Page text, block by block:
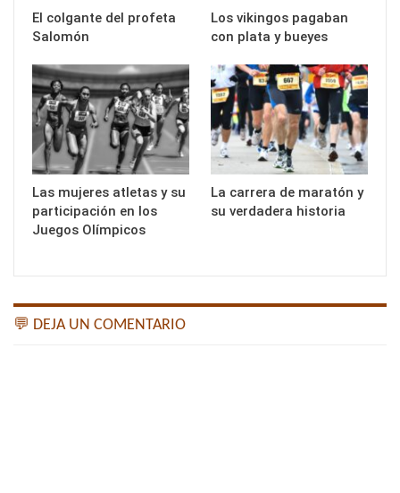
El colgante del profeta
Salomón
Los vikingos pagaban
con plata y bueyes
Las mujeres atletas y su
participación en los
Juegos Olímpicos
La carrera de maratón y
su verdadera historia
💬 DEJA UN COMENTARIO